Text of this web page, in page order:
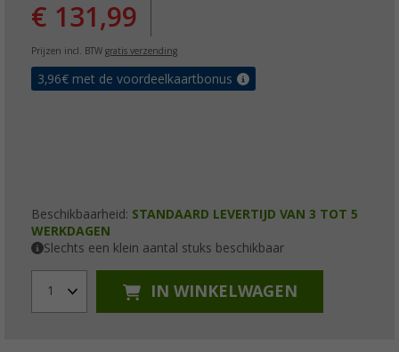
€ 131,99
Prijzen incl. BTW gratis verzending
3,96€ met de voordeelkaartbonus
Beschikbaarheid: STANDAARD LEVERTIJD VAN 3 TOT 5
WERKDAGEN
Slechts een klein aantal stuks beschikbaar
1 IN WINKELWAGEN